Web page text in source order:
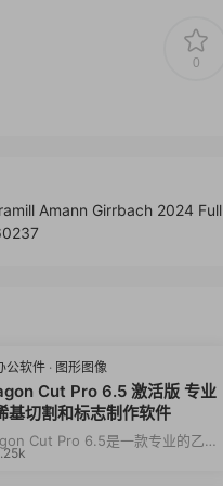
0
Amann Girrbach 2024 Full
公软件 · 图形图像
Cut Pro 6.5 激活版 专业
基切割和标志制作软件
Cut Pro 6.5是一款专业的乙
切割和标志制作软件，旨在快速可